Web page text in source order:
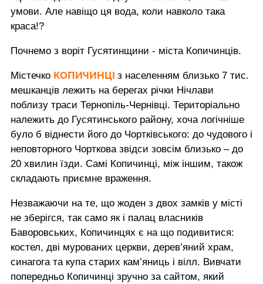
умови. Але навіщо ця вода, коли навколо така
краса!?
Почнемо з воріт Гусятинщини - міста Копичинців.
Містечко КОПИЧИНЦІ з населенням близько 7 тис.
мешканців лежить на берегах річки Нічлави
поблизу траси Тернопіль-Чернівці. Територіально
належить до Гусятинського району, хоча логічніше
було б віднести його до Чортківського: до чудового і
неповторного Чорткова звідси зовсім близько – до
20 хвилин їзди. Самі Копичинці, між іншим, також
складають приємне враження.
Незважаючи на те, що жоден з двох замків у місті
не зберігся, так само як і палац власників
Баворовських, Копичинцях є на що подивитися:
костел, дві мурованих церкви, дерев’яний храм,
синагога та купа старих кам’яниць і вілл. Вивчати
попередньо Копичинці зручно за сайтом, який